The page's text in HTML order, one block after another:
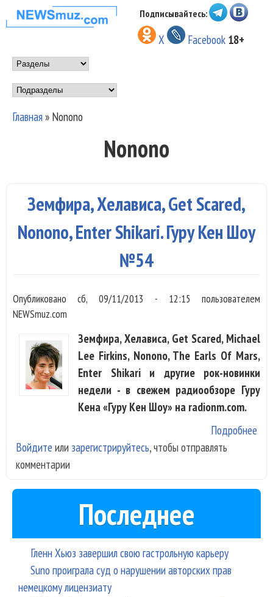
Перейти к основному
содержанию
НОВОСТИ
МУЗЫКИ И
ШОУ БИЗНЕСА
NEWSMUZ.COM
Подписывайтесь:
X Facebook 18+
Main menu
Подразделы
Главная» Nonono
Nonono
Земфира, Хелависа, Get Scared,
Nonono, Enter Shikari. Гуру Кен Шоу
№54
Опубликованосб, 09/11/2013 - 12:15 пользователем
NEWSmuz.com
Земфира, Хелависа, Get Scared, Michael
Lee Firkins, Nonono, The Earls Of Mars,
Enter Shikari и другие рок-новинки
недели - в свежем радиообзоре Гуру
Кена «Гуру Кен Шоу» на radionm.com.
Подробнее
Войдите или зарегистрируйтесь, чтобы отправлять
комментарии
Последнее
Гленн Хьюз завершил свою гастрольную карьеру
Suno проиграла суд о нарушении авторских прав
немецкому лицензиату